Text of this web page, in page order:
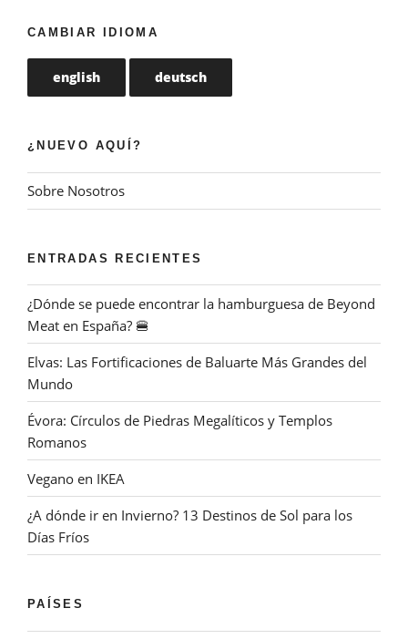
CAMBIAR IDIOMA
english deutsch
¿NUEVO AQUÍ?
Sobre Nosotros
ENTRADAS RECIENTES
¿Dónde se puede encontrar la hamburguesa de Beyond
Meat en España? 🍔
Elvas: Las Fortificaciones de Baluarte Más Grandes del
Mundo
Évora: Círculos de Piedras Megalíticos y Templos
Romanos
Vegano en IKEA
¿A dónde ir en Invierno? 13 Destinos de Sol para los
Días Fríos
PAÍSES